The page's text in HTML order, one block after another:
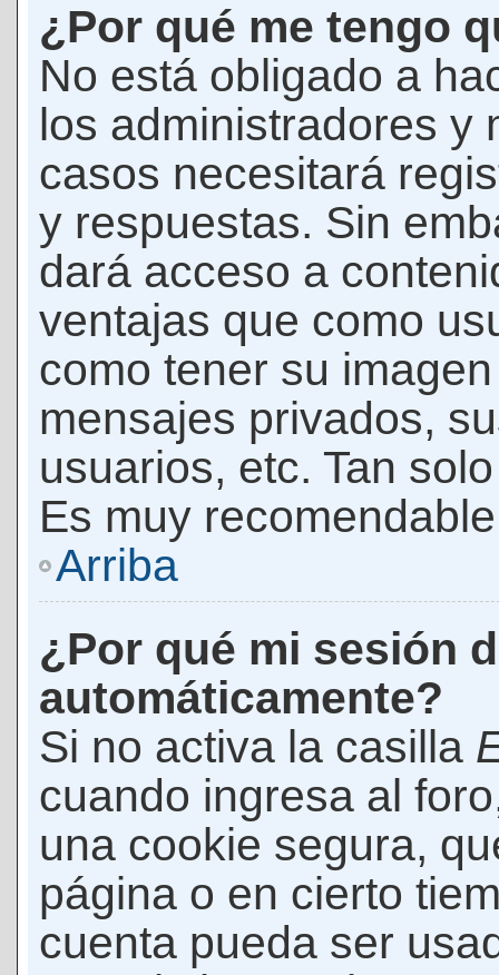
¿Por qué me tengo
No está obligado a
los administradores y
casos necesitará
y respuestas. Sin
dará acceso a
ventajas que como
como tener su
mensajes privados,
usuarios, etc. Tan
Es muy
Arriba
¿Por qué mi sesión
automáticamente?
Si no activa la casilla
cuando ingresa al
una cookie segura,
página o en cierto
cuenta pueda ser